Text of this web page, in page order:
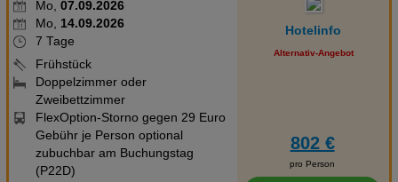
Mo, 07.09.2026
Mo, 14.09.2026
7 Tage
Frühstück
Doppelzimmer oder
Zweibettzimmer
FlexOption-Storno gegen 29 Euro
Gebühr je Person optional
zubuchbar am Buchungstag
(P22D)
Hotelinfo
Alternativ-Angebot
802 €
pro Person